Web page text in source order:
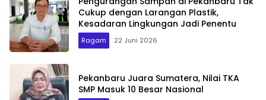
Cukup dengan Larangan Plastik,
Kesadaran Lingkungan Jadi Penentu
Ragam 22 Juni 2026
Pekanbaru Juara Sumatera, Nilai TKA
SMP Masuk 10 Besar Nasional